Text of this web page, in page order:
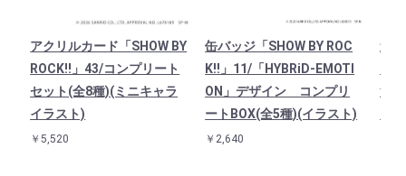
アクリルカード「SHOW BY
ROCK!!」43/コンプリート
セット(全8種)(ミニキャラ
イラスト)
￥5,520
缶バッジ「SHOW BY ROC
K!!」11/「HYBRiD-EMOTI
ON」デザイン コンプリ
ートBOX(全5種)(イラスト)
￥2,640
連
法